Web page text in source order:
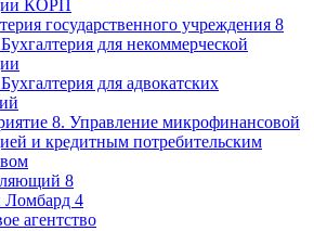
КОРП
государственного учреждения 8
для некоммерческой
для адвокатских
8. Управление микрофинансовой
и кредитным потребительским
8
Ломбард 4
агентство